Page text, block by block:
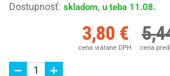
Dostupnosť: skladom, u teba 11.08.
3,80 €
cena vrátane DPH cena